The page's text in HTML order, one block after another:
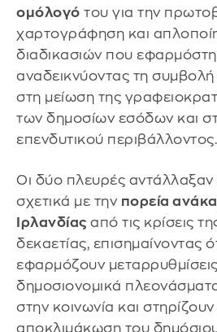
ομόλογό του για την
χαρτογράφηση και
διαδικασιών που
αναδεικνύοντας τη
στη μείωση της
των δημοσίων εσόδων και
επενδυτικού περιβάλλοντος.
Οι δύο πλευρές αντάλλαξαν
σχετικά με την πορεία
Ιρλανδίας από τις κρίσεις
δεκαετίας, επισημαίνοντας
εφαρμόζουν
δημοσιονομικά
στην κοινωνία και
αποκλιμάκωση του